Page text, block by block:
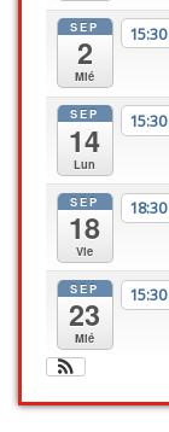
SEP
2
Mié
15:30
SEP
14
Lun
15:30
SEP
18
Vie
18:30
SEP
23
Mié
15:30